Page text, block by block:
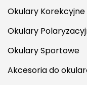
Okulary Korekcyjne
Okulary
Okulary Sportowe
Akcesoria do